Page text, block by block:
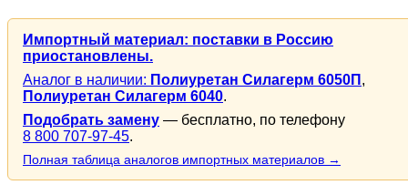
Импортный материал: поставки в Россию
приостановлены.
Аналог в наличии: Полиуретан Силагерм 6050П ,
Полиуретан Силагерм 6040.
Подобрать замену — бесплатно, по телефону
8 800 707-97-45.
Полная таблица аналогов импортных материалов →